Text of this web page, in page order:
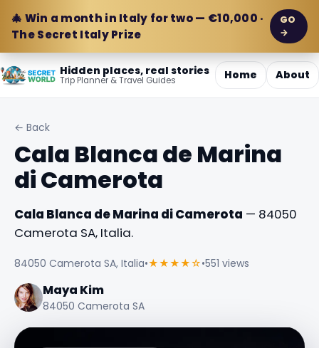
🎄 Win a month in Italy for two — €10,000 ·
The Secret Italy Prize
GO
→
Hidden places, real stories
Trip Planner & Travel Guides Home About
← Back
Cala Blanca de Marina
di Camerota
Cala Blanca de Marina di Camerota — 84050
Camerota SA, Italia.
84050 Camerota SA, Italia•★★★★☆•551 views
Maya Kim
84050 Camerota SA